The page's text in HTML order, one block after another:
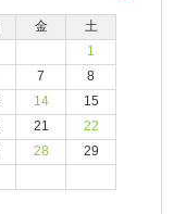
金
土
1
7
8
14
15
21
22
28
29